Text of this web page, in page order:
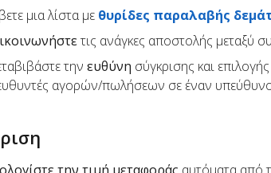
μια λίστα με θυρίδες παραλαβής
τις ανάγκες αποστολής μεταξύ
την ευθύνη σύγκρισης και
αγορών/πωλήσεων σε έναν